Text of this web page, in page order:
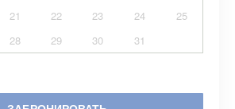
21 22 23 24
25
28 29 30 31